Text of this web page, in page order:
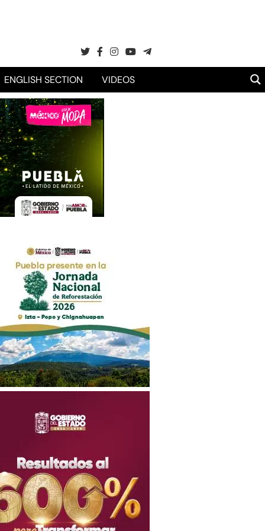
ENGLISH SECTION VIDEOS